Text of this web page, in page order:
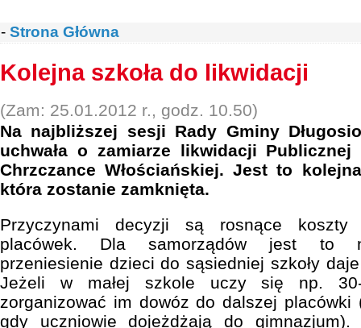
- Strona Główna
Kolejna szkoła do likwidacji
(Zam: 25.01.2012 r., godz. 10.50)
Na najbliższej sesji Rady Gminy
uchwała o zamiarze likwidacji Publicznej
Chrzczance Włościańskiej. Jest to
która zostanie zamknięta.
Przyczynami decyzji są rosnące koszty
placówek. Dla samorządów jest to
przeniesienie dzieci do sąsiedniej szkoły
Jeżeli w małej szkole uczy się np.
zorganizować im dowóz do dalszej
gdy uczniowie dojeżdżają do